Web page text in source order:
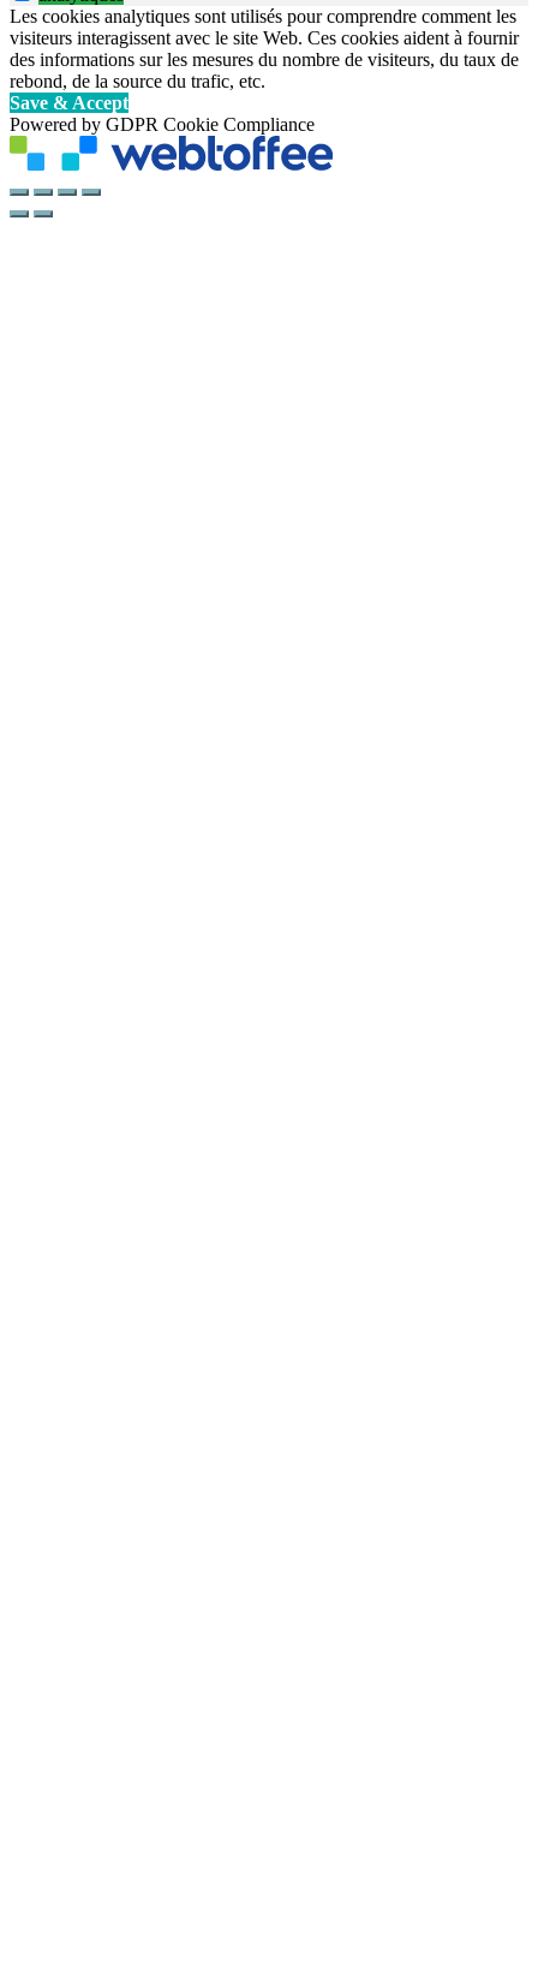
Les cookies analytiques sont utilisés pour comprendre comment les
visiteurs interagissent avec le site Web. Ces cookies aident à fournir
des informations sur les mesures du nombre de visiteurs, du taux de
rebond, de la source du trafic, etc.
Save & Accept
Powered by GDPR Cookie Compliance